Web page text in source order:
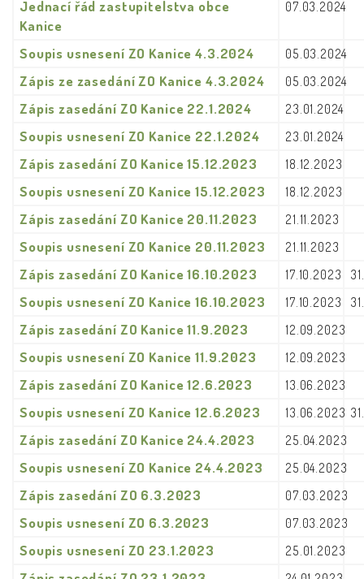
Jednací řád zastupitelstva obce
Kanice
07.03.2024
Soupis usnesení ZO Kanice 4.3.2024 05.03.2024
Zápis ze zasedání ZO Kanice 4.3.2024 05.03.2024
Zápis zasedání ZO Kanice 22.1.2024 23.01.2024
Soupis usnesení ZO Kanice 22.1.2024 23.01.2024
Zápis zasedání ZO Kanice 15.12.2023 18.12.2023
Soupis usnesení ZO Kanice 15.12.2023 18.12.2023
Zápis zasedání ZO Kanice 20.11.2023 21.11.2023
Soupis usnesení ZO Kanice 20.11.2023 21.11.2023
Zápis zasedání ZO Kanice 16.10.2023 17.10.2023
Soupis usnesení ZO Kanice 16.10.2023 17.10.2023
Zápis zasedání ZO Kanice 11.9.2023 12.09.2023
Soupis usnesení ZO Kanice 11.9.2023 12.09.2023
Zápis zasedání ZO Kanice 12.6.2023 13.06.2023
Soupis usnesení ZO Kanice 12.6.2023 13.06.2023
Zápis zasedání ZO Kanice 24.4.2023 25.04.2023
Soupis usnesení ZO Kanice 24.4.2023 25.04.2023
Zápis zasedání ZO 6.3.2023 07.03.2023
Soupis usnesení ZO 6.3.2023 07.03.2023
Soupis usnesení ZO 23.1.2023 25.01.2023